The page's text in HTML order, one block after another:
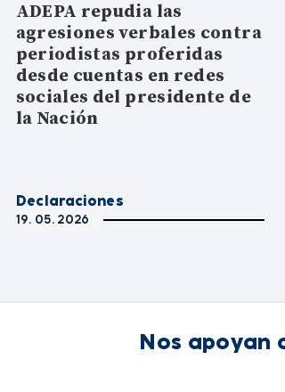
ADEPA repudia las
agresiones verbales contra
periodistas proferidas
desde cuentas en redes
sociales del presidente de
la Nación
Declaraciones
19. 05. 2026
Nos apoyan